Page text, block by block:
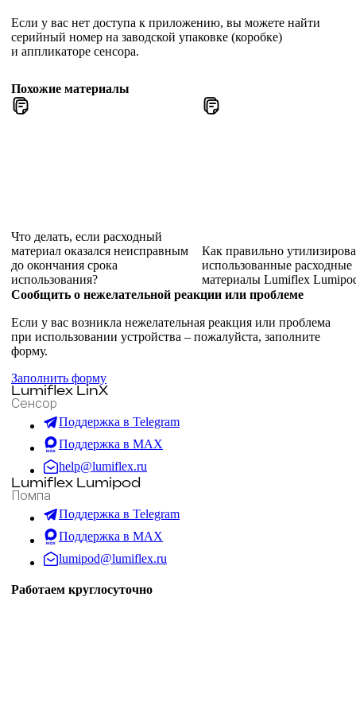
Если у вас нет доступа к приложению, вы можете найти
серийный номер на заводской упаковке (коробке)
и аппликаторе сенсора.
Похожие материалы
Что делать, если расходный
материал оказался неисправным
до окончания срока
использования?
Как правильно
использованные расходные
материалы Lumiflex
Сообщить о нежелательной реакции или проблеме
Если у вас возникла нежелательная реакция или проблема
при использовании устройства – пожалуйста, заполните
форму.
Заполнить форму
Lumiflex LinX
Сенсор
Поддержка в Telegram
Поддержка в MAX
help@lumiflex.ru
Lumiflex Lumipod
Помпа
Поддержка в Telegram
Поддержка в MAX
lumipod@lumiflex.ru
Работаем круглосуточно